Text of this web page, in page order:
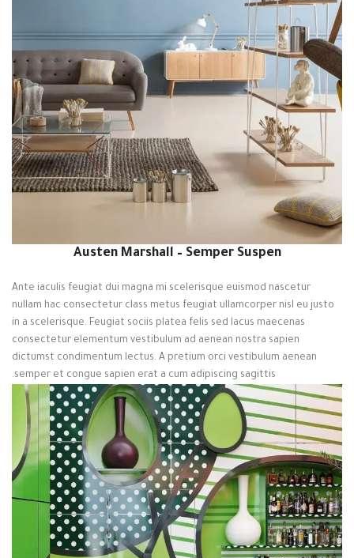
Austen Marshall – Semper Suspen
Ante iaculis feugiat dui magna mi scelerisque euismod nascetur
nullam hac consectetur class metus feugiat ullamcorper nisl eu justo
in a scelerisque. Feugiat sociis platea felis sed lacus maecenas
consectetur elementum vestibulum ad aenean nostra sapien
dictumst condimentum lectus. A pretium orci vestibulum aenean
semper et congue sapien erat a cum adipiscing sagittis.